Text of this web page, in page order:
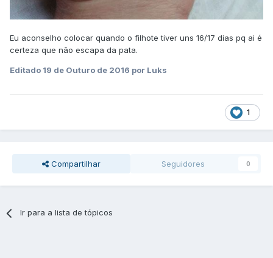
Eu aconselho colocar quando o filhote tiver uns 16/17 dias pq ai é
certeza que não escapa da pata.
Editado 19 de Outuro de 2016 por Luks
1
Compartilhar Seguidores 0
Ir para a lista de tópicos